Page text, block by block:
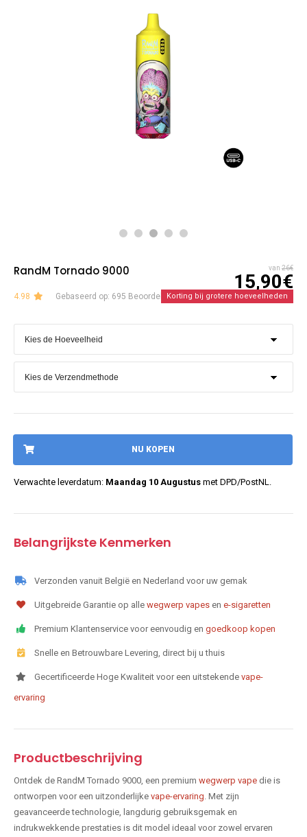
RandM Tornado 9000 van 26€
15,90€
4.98 Gebaseerd op: 695 BeoordelingenKorting bij grotere hoeveelheden
NU KOPEN
Verwachte leverdatum: Maandag 10 Augustus met DPD/PostNL.
Belangrijkste Kenmerken
Verzonden vanuit België en Nederland voor uw gemak
Uitgebreide Garantie op alle wegwerp vapes en e-sigaretten
Premium Klantenservice voor eenvoudig en goedkoop kopen
Snelle en Betrouwbare Levering, direct bij u thuis
Gecertificeerde Hoge Kwaliteit voor een uitstekende vape-
ervaring
Productbeschrijving
Ontdek de RandM Tornado 9000, een premium wegwerp vape die is
ontworpen voor een uitzonderlijke vape-ervaring . Met zijn
geavanceerde technologie, langdurig gebruiksgemak en
indrukwekkende prestaties is dit model ideaal voor zowel ervaren